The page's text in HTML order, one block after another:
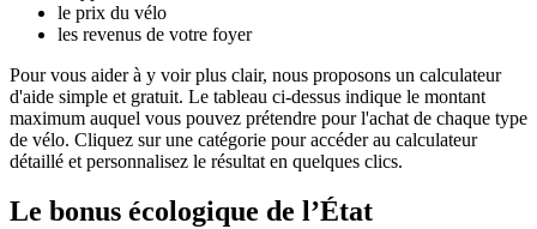
le prix du vélo
les revenus de votre foyer
Pour vous aider à y voir plus clair, nous proposons un calculateur
d'aide simple et gratuit. Le tableau ci-dessus indique le montant
maximum auquel vous pouvez prétendre pour l'achat de chaque type
de vélo. Cliquez sur une catégorie pour accéder au calculateur
détaillé et personnalisez le résultat en quelques clics.
Le bonus écologique de l’État